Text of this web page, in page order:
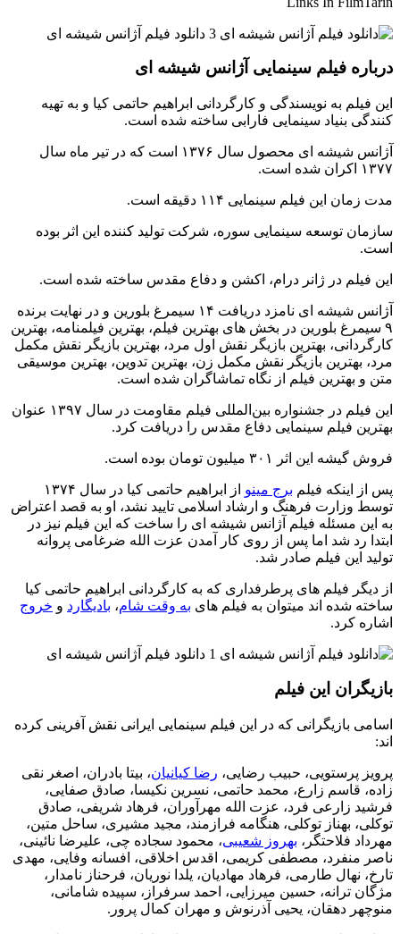
درباره فیلم سینمایی آژانس شیشه ای
این فیلم به نویسندگی و کارگردانی ابراهیم حاتمی کیا و به تهیه
کنندگی بنیاد سینمایی فارابی ساخته شده است.
آژانس شیشه ای محصول سال ۱۳۷۶ است که در تیر ماه سال
۱۳۷۷ اکران شده است.
مدت زمان این فیلم سینمایی ۱۱۴ دقیقه است.
سازمان توسعه سینمایی سوره، شرکت تولید کننده این اثر بوده
است.
این فیلم در ژانر درام، اکشن و دفاع مقدس ساخته شده است.
آژانس شیشه ای نامزد دریافت ۱۴ سیمرغ بلورین و در نهایت برنده
۹ سیمرغ بلورین در بخش های بهترین فیلم، بهترین فیلمنامه، بهترین
کارگردانی، بهترین بازیگر نقش اول مرد، بهترین بازیگر نقش مکمل
مرد، بهترین بازیگر نقش مکمل زن، بهترین تدوین، بهترین موسیقی
متن و بهترین فیلم از نگاه تماشاگران شده است.
این فیلم در جشنواره بین‌المللی فیلم مقاومت در سال ۱۳۹۷ عنوان
بهترین فیلم سینمایی دفاع مقدس را دریافت کرد.
فروش گیشه این اثر ۳۰۱ میلیون تومان بوده است.
پس از اینکه فیلم برج مینو
از ابراهیم حاتمی کیا در سال ۱۳۷۴
توسط وزارت فرهنگ و ارشاد اسلامی تایید نشد، او به قصد اعتراض
به این مسئله فیلم آژانس شیشه ای را ساخت که این فیلم نیز در
ابتدا رد شد اما پس از روی کار آمدن عزت الله ضرغامی پروانه
تولید این فیلم صادر شد.
از دیگر فیلم های پرطرفداری که به کارگردانی ابراهیم حاتمی کیا
ساخته شده اند میتوان به فیلم های به وقت شام، بادیگارد و خروج
اشاره کرد.
بازیگران این فیلم
اسامی بازیگرانی که در این فیلم سینمایی ایرانی نقش آفرینی کرده
اند:
پرویز پرستویی، حبیب رضایی، رضا کیانیان، بیتا بادران، اصغر نقی
زاده، قاسم زارع، محمد حاتمی، نسرین نکیسا، صادق صفایی،
فرشید زارعی فرد، عزت الله مهرآوران، فرهاد شریفی، صادق
توکلی، بهناز توکلی، هنگامه فرازمند، مجید مشیری، ساحل متین،
مهرداد فلاحتگر، بهروز شعیبی، محمود سجاده چی، علیرضا نائینی،
ناصر منفرد، مصطفی کریمی، اقدس اخلاقی، افسانه وفایی، مهدی
تارخ، نهال طارمی، فرهاد مهادیان، یلدا نوریان، فرحناز نامدار،
مژگان‌ ترانه، حسین میرزایی، احمد سرفراز، سپیده شامانی،
منوچهر دهقان، یحیی آذرنوش و مهران کمال پرور.